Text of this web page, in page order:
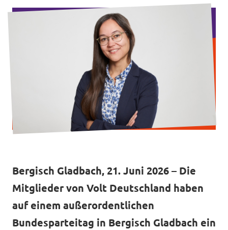
Leichte Sprache
Mache mit!
Datenschutz
Impressum
Bergisch Gladbach, 21. Juni 2026 – Die
Mitglieder von Volt Deutschland haben
auf einem außerordentlichen
Bundesparteitag in Bergisch Gladbach ein